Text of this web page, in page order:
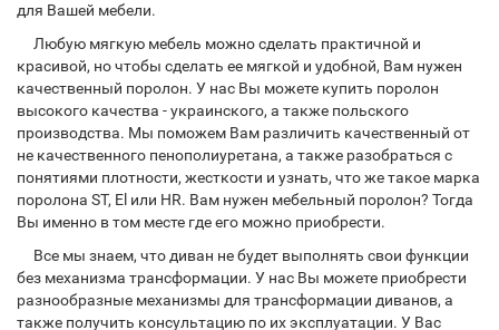
для Вашей мебели.
Любую мягкую мебель можно сделать практичной и
красивой, но чтобы сделать ее мягкой и удобной, Вам нужен
качественный поролон. У нас Вы можете купить поролон
высокого качества - украинского, а также польского
производства. Мы поможем Вам различить качественный от
не качественного пенополиуретана, а также разобраться с
понятиями плотности, жесткости и узнать, что же такое марка
поролона ST, El или HR. Вам нужен мебельный поролон? Тогда
Вы именно в том месте где его можно приобрести.
Все мы знаем, что диван не будет выполнять свои функции
без механизма трансформации. У нас Вы можете приобрести
разнообразные механизмы для трансформации диванов, а
также получить консультацию по их эксплуатации. У Вас